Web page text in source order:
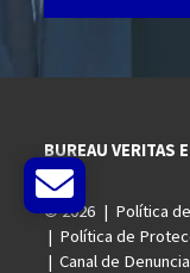
BUREAU VERITAS
© 2026 Política
Política de
Canal de Denuncia